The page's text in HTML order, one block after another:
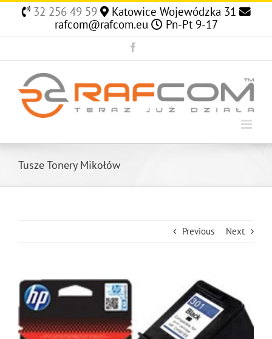
Skip
32 256 49 59
Katowice Wojewódzka 31
rafcom@rafcom.eu
Pn-Pt 9-17
Tusze Tonery Mikołów
Previous Next